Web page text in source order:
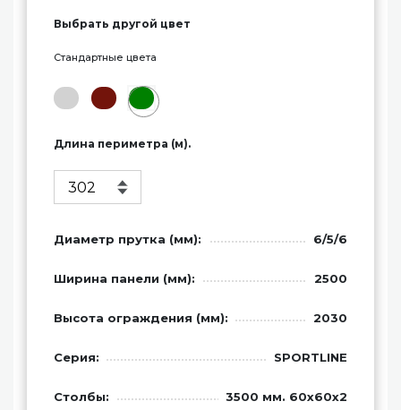
Выбрать другой цвет
Стандартные цвета
Длина периметра (м).
Диаметр прутка (мм): 6/5/6
Ширина панели (мм): 2500
Высота ограждения (мм): 2030
Серия: SPORTLINE
Столбы: 3500 мм. 60x60x2